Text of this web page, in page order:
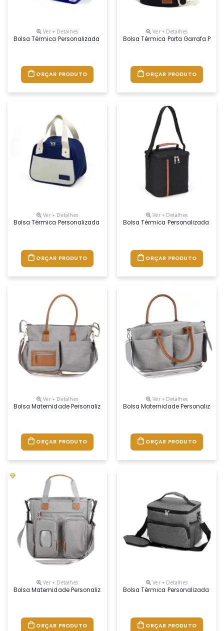
Ver + Detalhes
Bolsa Térmica Personalizada
ORÇAR PRODUTO
Ver + Detalhes
Bolsa Térmica Porta Garrafa
ORÇAR PRODUTO
Ver + Detalhes
Bolsa Térmica Personalizada
ORÇAR PRODUTO
Ver + Detalhes
Bolsa Térmica Personalizada
ORÇAR PRODUTO
Ver + Detalhes
Bolsa Maternidade Personalizada
ORÇAR PRODUTO
Ver + Detalhes
Bolsa Maternidade Personalizada
ORÇAR PRODUTO
Ver + Detalhes
Bolsa Maternidade Personalizada
ORÇAR PRODUTO
Ver + Detalhes
Bolsa Térmica Personalizada
ORÇAR PRODUTO